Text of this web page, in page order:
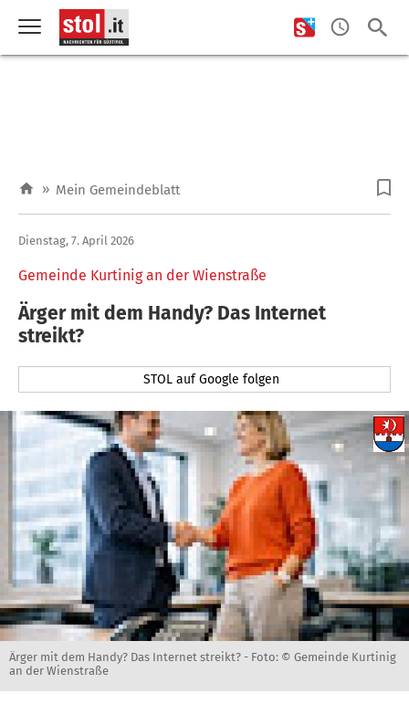
» Mein Gemeindeblatt
Gemeinde Kurtinig an der Wienstraße
Dienstag, 7. April 2026
Ärger mit dem Handy? Das Internet
streikt?
STOL auf Google folgen
Ärger mit dem Handy? Das Internet streikt? - Foto: © Gemeinde Kurtinig
an der Wienstraße